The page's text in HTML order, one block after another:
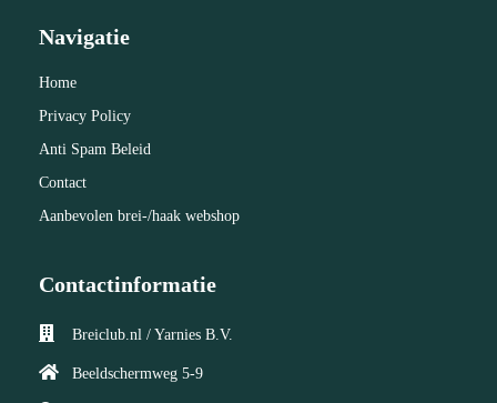
Navigatie
Home
Privacy Policy
Anti Spam Beleid
Contact
Aanbevolen brei-/haak webshop
Contactinformatie
Breiclub.nl / Yarnies B.V.
Beeldschermweg 5-9